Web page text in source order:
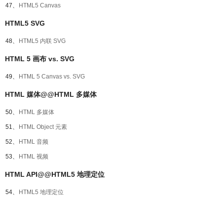
47、 HTML5 Canvas
HTML5 SVG
48、 HTML5 内联 SVG
HTML 5 画布 vs. SVG
49、 HTML 5 Canvas vs. SVG
HTML 媒体@@HTML 多媒体
50、 HTML 多媒体
51、 HTML Object 元素
52、 HTML 音频
53、 HTML 视频
HTML API@@HTML5 地理定位
54、 HTML5 地理定位